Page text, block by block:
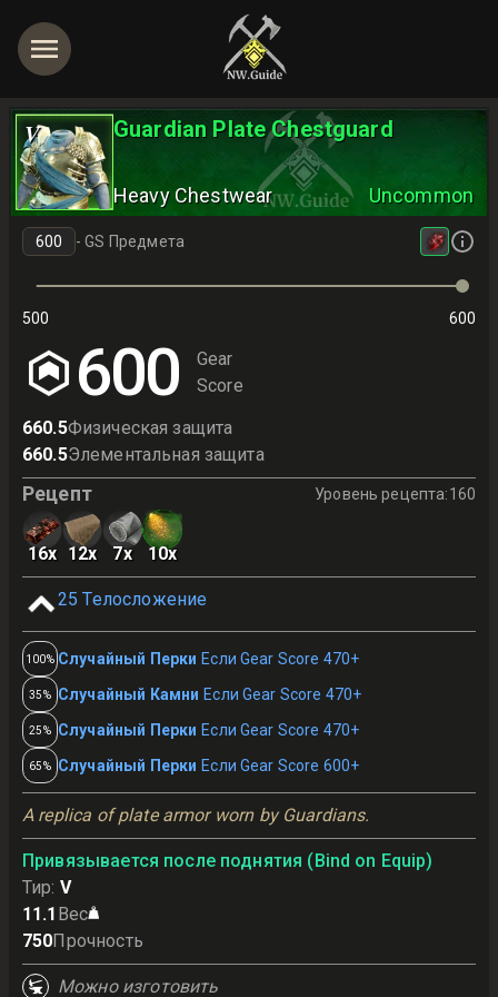
V Guardian Plate Chestguard
Heavy Chestwear Uncommon
-GS Предмета
500 600
600
Gear
Score
660.5Физическая защита
660.5Элементальная защита
Рецепт Уровень рецепта:160
16x 12x 7x 10x
25 Телосложение
100% Случайный Перки Если Gear Score 470+
35% Случайный Камни Если Gear Score 470+
25% Случайный Перки Если Gear Score 470+
65% Случайный Перки Если Gear Score 600+
A replica of plate armor worn by Guardians.
Привязывается после поднятия (Bind on Equip)
Тир: V
11.1 Вес
750Прочность
Можно изготовить